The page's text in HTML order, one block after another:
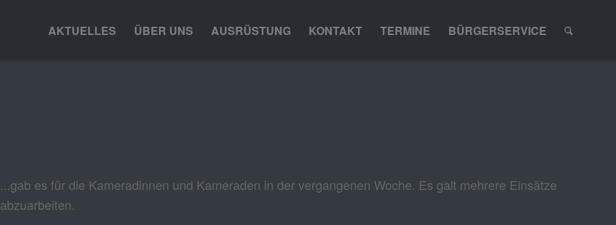
AKTUELLES ÜBER UNS AUSRÜSTUNG KONTAKT TERMINE BÜRGERSERVICE
...gab es für die Kameradinnen und Kameraden in der vergangenen Woche. Es galt mehrere Einsätze
abzuarbeiten.